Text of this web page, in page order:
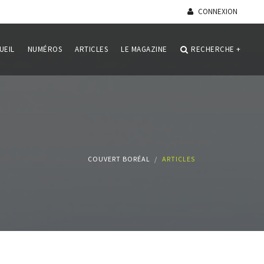
CONNEXION
RECHERCHE +
NUMÉROS ARTICLES LE MAGAZINE
COUVERT BORÉAL ARTICLES